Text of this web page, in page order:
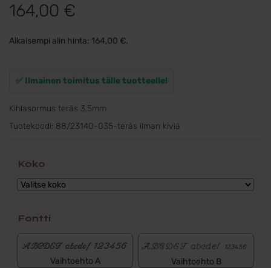
164,00 €
Aikaisempi alin hinta: 164,00 €.
✅ Ilmainen toimitus tälle tuotteelle!
Kihlasormus teräs 3,5mm
Tuotekoodi: 88/23140-035-teräs ilman kiviä
Koko
Fontti
Vaihtoehto A Vaihtoehto B